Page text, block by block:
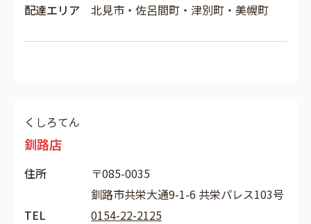
配達エリア
北見市・佐呂間町・津別町・美幌町
くしろてん
釧路店
住所
〒085-0035
釧路市共栄大通9-1-6 共栄パレス103号
TEL
0154-22-2125